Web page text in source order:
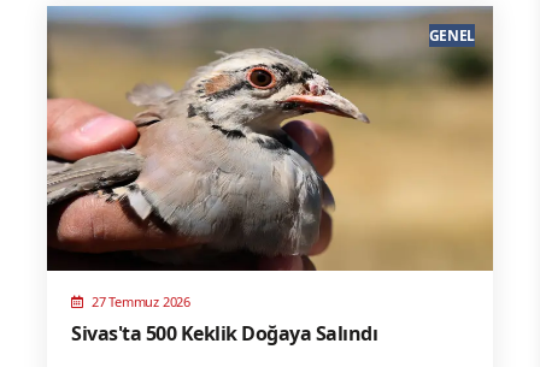
27 Temmuz 2026
Sivas'ta 500 Keklik Doğaya Salındı
GENEL